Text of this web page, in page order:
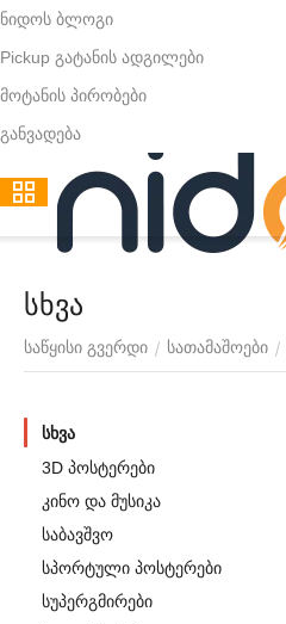
ნიდოს ბლოგი
Pickup გატანის ადგილები
მოტანის პირობები
განვადება
სხვა
საწყისი გვერდი / სათამაშოები /
სხვა
3D პოსტერები
კინო და მუსიკა
საბავშვო
სპორტული პოსტერები
სუპერგმირები